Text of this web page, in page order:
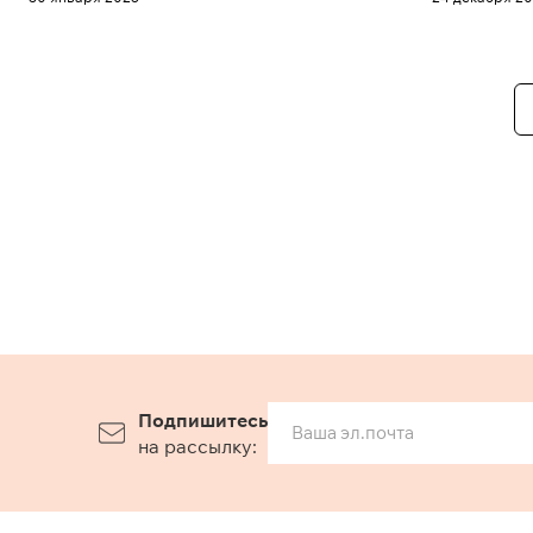
Подпишитесь
на рассылку: